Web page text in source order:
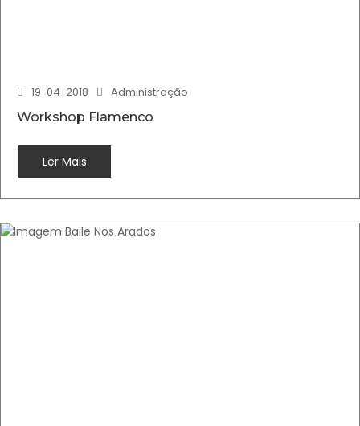
19-04-2018
Administração
Workshop Flamenco
Ler Mais